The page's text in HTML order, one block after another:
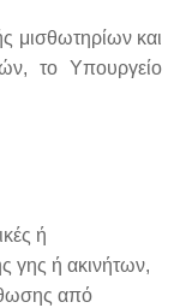
μισθωτηρίων και
το Υπουργείο
ή
γης ή ακινήτων,
από